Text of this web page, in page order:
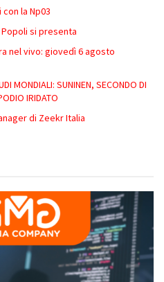
la Np03
si presenta
nel vivo: giovedì 6 agosto
MONDIALI: SUNINEN, SECONDO DI
IRIDATO
di Zeekr Italia